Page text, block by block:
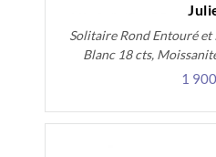
Solitaire Rond Entouré et
Blanc 18 cts,
1